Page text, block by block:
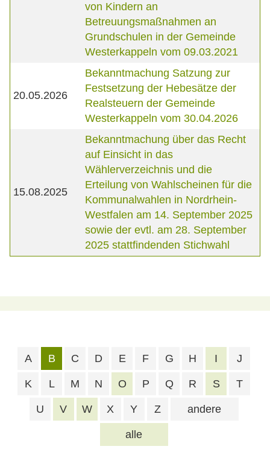
von Kindern an
Betreuungsmaßnahmen an
Grundschulen in der Gemeinde
Westerkappeln vom 09.03.2021
20.05.2026
Bekanntmachung Satzung zur
Festsetzung der Hebesätze der
Realsteuern der Gemeinde
Westerkappeln vom 30.04.2026
15.08.2025
Bekanntmachung über das Recht
auf Einsicht in das
Wählerverzeichnis und die
Erteilung von Wahlscheinen für die
Kommunalwahlen in Nordrhein-
Westfalen am 14. September 2025
sowie der evtl. am 28. September
2025 stattfindenden Stichwahl
alle
A B C D E F G H I J
K L M N O P Q R S T
U V W X Y Z andere